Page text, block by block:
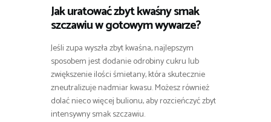
Jak uratować zbyt kwaśny smak
szczawiu w gotowym wywarze?
Jeśli zupa wyszła zbyt kwaśna, najlepszym
sposobem jest dodanie odrobiny cukru lub
zwiększenie ilości śmietany, która skutecznie
zneutralizuje nadmiar kwasu. Możesz również
dolać nieco więcej bulionu, aby rozcieńczyć zbyt
intensywny smak szczawiu.